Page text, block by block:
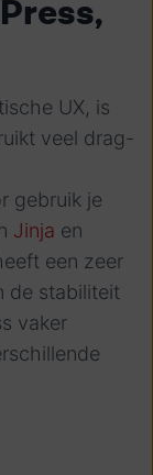
UX, is
veel drag-
gebruik je
Jinja en
een zeer
de stabiliteit
vaker